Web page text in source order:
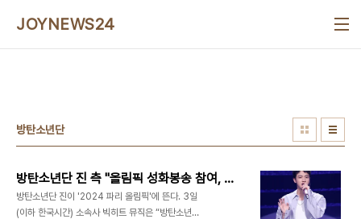
JOYNEWS24
방탄소년단
방탄소년단 진 측 "올림픽 성화봉송 참여, 화합·평화 전한다"(공식)
방탄소년단 진이 '2024 파리 올림픽'에 뜬다. 3일
(이하 한국시간) 소속사 빅히트 뮤직은 “방탄소년단